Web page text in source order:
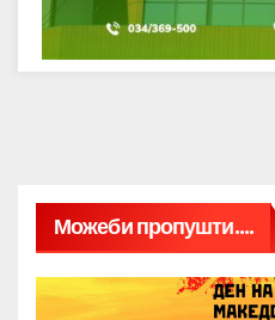
Можеби пропушти....